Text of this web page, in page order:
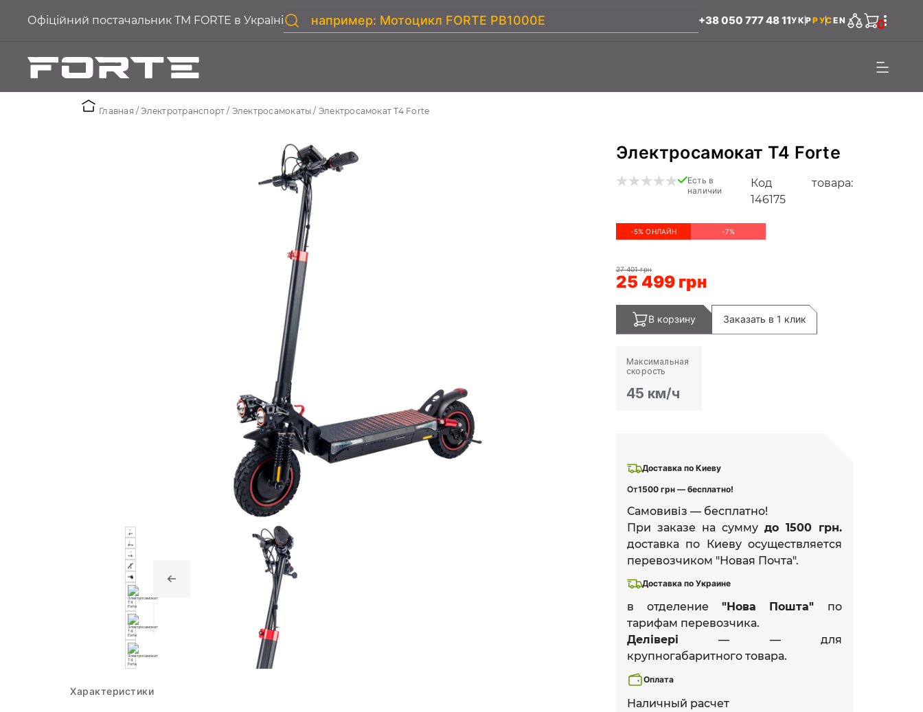
Офіційний постачальник ТМ FORTE в Україні +38 050 777 48 11УКРРУСEN 0
Главная Электротранспорт Электросамокаты Электросамокат T4 Forte
Характеристики
Электросамокат T4 Forte
Есть в
наличии
Код товара:
146175
-5% ОНЛАЙН -7%
27 401 грн
25 499 грн
В корзину Заказать в 1 клик
Максимальная
скорость
45 км/ч
Доставка по Киеву
От1500 грн — бесплатно!
Самовивіз — бесплатно!
При заказе на сумму до 1500 грн.
доставка по Киеву осуществляется
перевозчиком "Новая Почта".
Доставка по Украине
в отделение "Нова Пошта" по
тарифам перевозчика.
Делівері — — для
крупногабаритного товара.
Оплата
Наличный расчет